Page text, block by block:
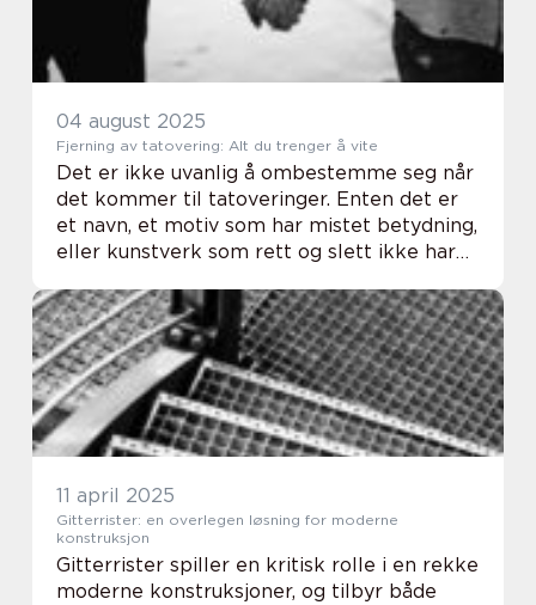
04 august 2025
Fjerning av tatovering: Alt du trenger å vite
Det er ikke uvanlig å ombestemme seg når
det kommer til tatoveringer. Enten det er
et navn, et motiv som har mistet betydning,
eller kunstverk som rett og slett ikke har
tatoveringer v...
11 april 2025
Gitterrister: en overlegen løsning for moderne
konstruksjon
Gitterrister spiller en kritisk rolle i en rekke
moderne konstruksjoner, og tilbyr både